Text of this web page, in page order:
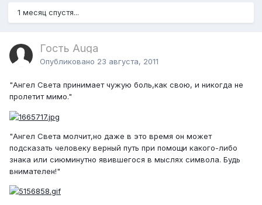
1 месяц спустя...
Гость Auga
Опубликовано 23 августа, 2011
"Ангел Света принимает чужую боль,как свою, и никогда не
пролетит мимо."
"Ангел Света молчит,но даже в это время он может
подсказать человеку верный путь при помощи какого-либо
знака или сиюминутно явившегося в мыслях символа. Будь
внимателен!"